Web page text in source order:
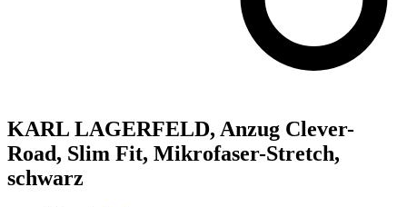
KARL LAGERFELD, Anzug Clever-
Road, Slim Fit, Mikrofaser-Stretch,
schwarz